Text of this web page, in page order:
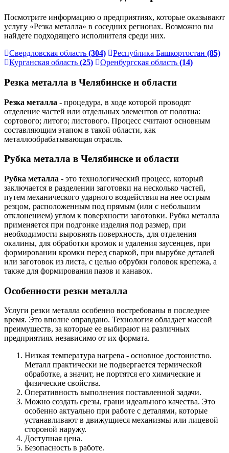
Посмотрите информацию о предприятиях, которые оказывают
услугу «Резка металла» в соседних регионах. Возможно вы
найдете подходящего исполнителя среди них.
Свердловская область (304) Республика Башкортостан (85)
Курганская область (25) Оренбургская область (14)
Резка металла в Челябинске и области
Резка металла - процедура, в ходе которой проводят
отделение частей или отдельных элементов от полотна:
сортового; литого; листового. Процесс считают основным
составляющим этапом в такой области, как
металлообрабатывающая отрасль.
Рубка металла в Челябинске и области
Рубка металла - это технологический процесс, который
заключается в разделении заготовки на несколько частей,
путем механического ударного воздействия на нее острым
резцом, расположенным под прямым (или с небольшим
отклонением) углом к поверхности заготовки. Рубка металла
применяется при подгонке изделия под размер, при
необходимости выровнять поверхность, для отделения
окалины, для обработки кромок и удаления заусенцев, при
формировании кромки перед сваркой, при вырубке деталей
или заготовок из листа, с целью обрубки головок крепежа, а
также для формирования пазов и канавок.
Особенности резки металла
Услуги резки металла особенно востребованы в последнее
время. Это вполне оправдано. Технология обладает массой
преимуществ, за которые ее выбирают на различных
предприятиях независимо от их формата.
Низкая температура нагрева - основное достоинство.
Металл практически не подвергается термической
обработке, а значит, не портятся его химические и
физические свойства.
Оперативность выполнения поставленной задачи.
Можно создать срезы, грани идеального качества. Это
особенно актуально при работе с деталями, которые
устанавливают в движущиеся механизмы или лицевой
стороной наружу.
Доступная цена.
Безопасность в работе.